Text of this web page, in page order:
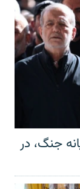
جنگ، در